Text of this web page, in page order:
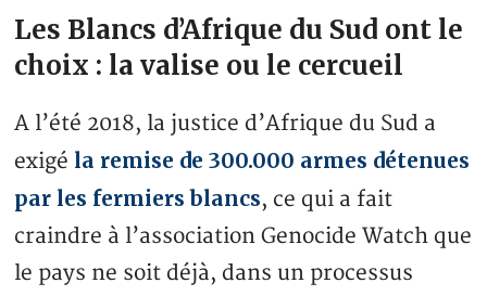
Les Blancs d’Afrique du Sud ont le
choix : la valise ou le cercueil
A l’été 2018, la justice d’Afrique du Sud a
exigé la remise de 300.000 armes détenues
par les fermiers blancs, ce qui a fait
craindre à l’association Genocide Watch que
le pays ne soit déjà, dans un processus